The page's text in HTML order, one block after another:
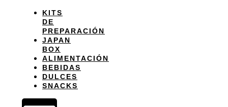
KITS
DE
PREPARACIÓN
JAPAN
BOX
ALIMENTACIÓN
BEBIDAS
DULCES
SNACKS